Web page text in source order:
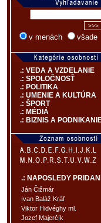
v menách všade
.: VEDA A VZDELANIE
.: SPOLOČNOSŤ
.: POLITIKA
.: UMENIE A KULTÚRA
.: ŠPORT
.: MÉDIÁ
.: BIZNIS A
.: NAPOSLEDY PRIDANÍ
Ján Čižmár
Ivan Baláž Kráľ
Viktor Hidvéghy ml.
Jozef Majerčík